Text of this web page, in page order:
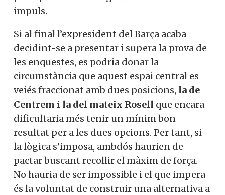
impuls.
Si al final l’expresident del Barça acaba
decidint-se a presentar i supera la prova de
les enquestes, es podria donar la
circumstància que aquest espai central es
veiés fraccionat amb dues posicions, la de
Centrem i la del mateix Rosell que encara
dificultaria més tenir un mínim bon
resultat per a les dues opcions. Per tant, si
la lògica s’imposa, ambdós haurien de
pactar buscant recollir el màxim de força.
No hauria de ser impossible i el que impera
és la voluntat de construir una alternativa a